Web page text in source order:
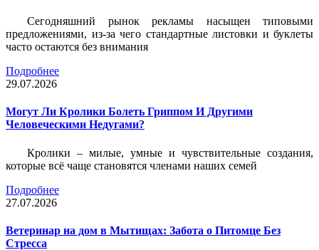
Сегодняшний рынок рекламы насыщен типовыми
предложениями, из-за чего стандартные листовки и буклеты
часто остаются без внимания
Подробнее
29.07.2026
Могут Ли Кролики Болеть Гриппом И Другими
Человеческими Недугами?
Кролики – милые, умные и чувствительные создания,
которые всё чаще становятся членами наших семей
Подробнее
27.07.2026
Ветеринар на дом в Мытищах: Забота о Питомце Без
Стресса